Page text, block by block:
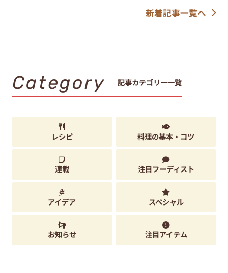
新着記事一覧へ
Category 記事カテゴリー一覧
レシピ 料理の基本・コツ
連載 注目フーディスト
アイデア スペシャル
お知らせ 注目アイテム